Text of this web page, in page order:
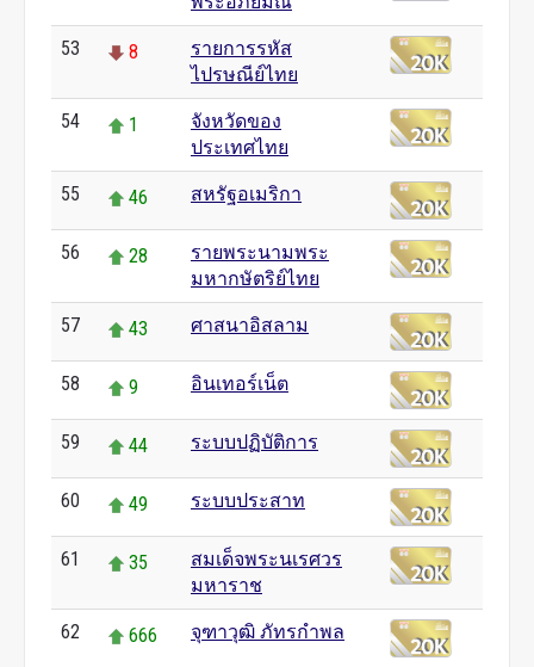
53 8
รายการรหัส
ไปรษณีย์ไทย
54 1
จังหวัดของ
ประเทศไทย
55 46 สหรัฐอเมริกา
56 28
รายพระนามพระ
มหากษัตริย์ไทย
57 43 ศาสนาอิสลาม
58 9 อินเทอร์เน็ต
59 44 ระบบปฏิบัติการ
60 49 ระบบประสาท
61 35
สมเด็จพระนเรศวร
มหาราช
62 666 จุฑาวุฒิ ภัทรกำพล